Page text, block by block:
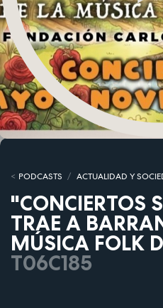
PODCASTS ACTUALIDAD Y
"CONCIERTOS
TRAE A
MÚSICA FOLK
T06C185